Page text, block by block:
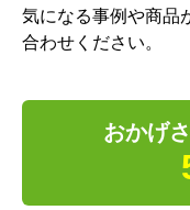
気になる事例や商品
合わせください。
おかげ